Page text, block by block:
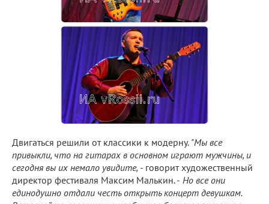
Двигаться решили от классики к модерну. "Мы все
привыкли, что на гитарах в основном играют мужчины, и
сегодня вы их немало увидите, - говорит художественный
директор фестиваля Максим Малькин. - Но все они
единодушно отдали честь открыть концерт девушкам.